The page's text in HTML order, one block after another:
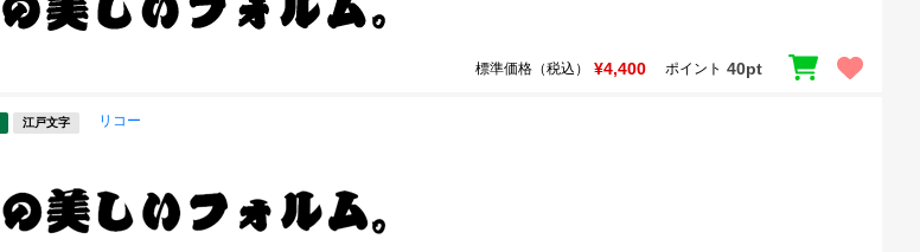
標準価格（税込） ¥4,400 ポイント 40pt
江戸文字 リコー